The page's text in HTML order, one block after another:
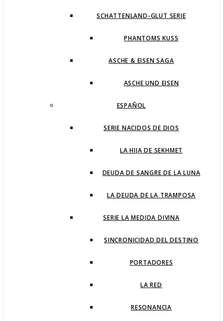
SCHATTENLAND-GLUT SERIE
PHANTOMS KUSS
ASCHE & EISEN SAGA
ASCHE UND EISEN
ESPAÑOL
SERIE NACIDOS DE DIOS
LA HIJA DE SEKHMET
DEUDA DE SANGRE DE LA LUNA
LA DEUDA DE LA TRAMPOSA
SERIE LA MEDIDA DIVINA
SINCRONICIDAD DEL DESTINO
PORTADORES
LA RED
RESONANCIA